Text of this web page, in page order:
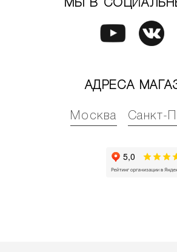
МЫ В
АДРЕСА
Москва Санкт-